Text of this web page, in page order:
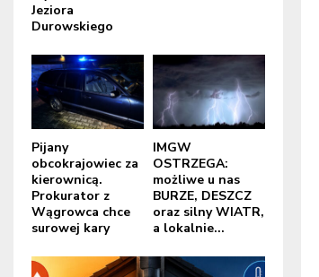
Jeziora
Durowskiego
Pijany
obcokrajowiec za
kierownicą.
Prokurator z
Wągrowca chce
surowej kary
IMGW
OSTRZEGA:
możliwe u nas
BURZE, DESZCZ
oraz silny WIATR,
a lokalnie...